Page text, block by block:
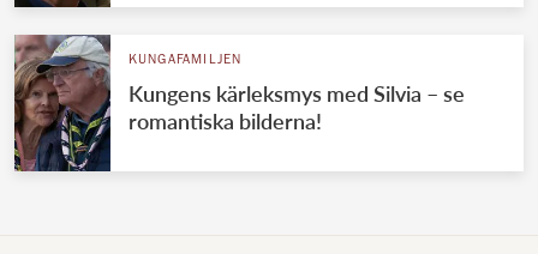
KUNGAFAMILJEN
Kungens kärleksmys med Silvia – se
romantiska bilderna!